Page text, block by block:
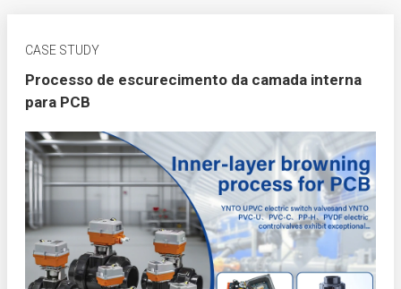
CASE STUDY
Processo de escurecimento da camada interna
para PCB